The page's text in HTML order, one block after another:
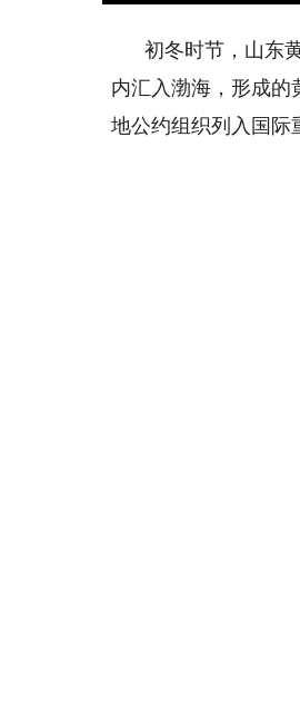
初冬时节，山东
内汇入渤海，形成的
地公约组织列入国际